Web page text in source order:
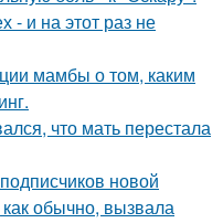
- и на этот раз не
мамбы о том, каким
что мать перестала
новой
обычно, вызвала